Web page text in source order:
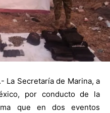
La Secretaría de Marina, a
por conductode la
que en dos eventos